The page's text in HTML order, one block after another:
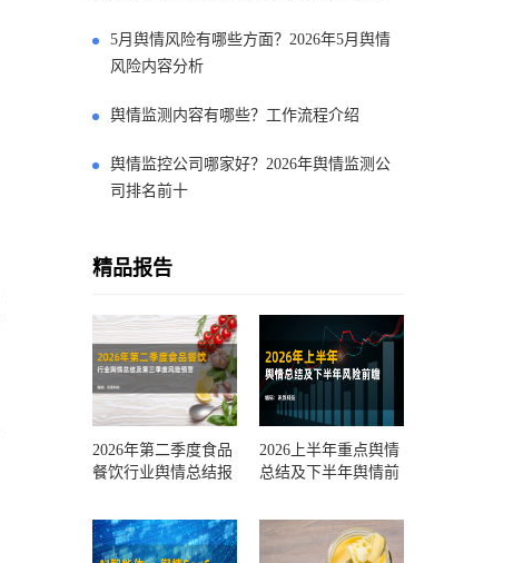
5月舆情风险有哪些方面？2026年5月舆情
风险内容分析
舆情监测内容有哪些？工作流程介绍
舆情监控公司哪家好？2026年舆情监测公
司排名前十
精品报告
2026年第二季度食品
餐饮行业舆情总结报
测
2026上半年重点舆情
总结及下半年舆情前